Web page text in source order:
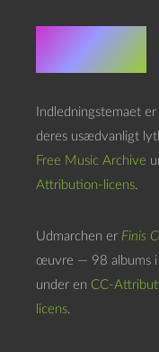
Credits
Indledningstemaet er
deres usædvanligt
Free Music Archive
Attribution-licens.
Udmarchen er Finis
œuvre — 98 albums i
under en CC-
licens.